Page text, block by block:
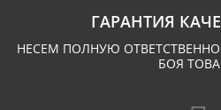
ГАРАНТИЯ
НЕСЕМ ПОЛНУЮ
БОЯ